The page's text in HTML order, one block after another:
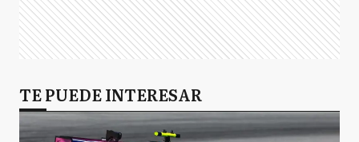
TE PUEDE INTERESAR